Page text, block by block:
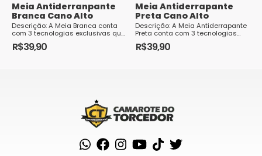
Meia Antiderranpante
Branca Cano Alto
Descrição: A Meia Branca conta
com 3 tecnologias exclusivas que
ajudam os atletas a potencializar
a sua performance dentro da
R$39,90
Meia Antiderrapante
Preta Cano Alto
Descrição: A Meia Antiderrapante
Preta conta com 3 tecnologias
exclusivas que ajudam os atletas
a potencializar a sua performance
R$39,90